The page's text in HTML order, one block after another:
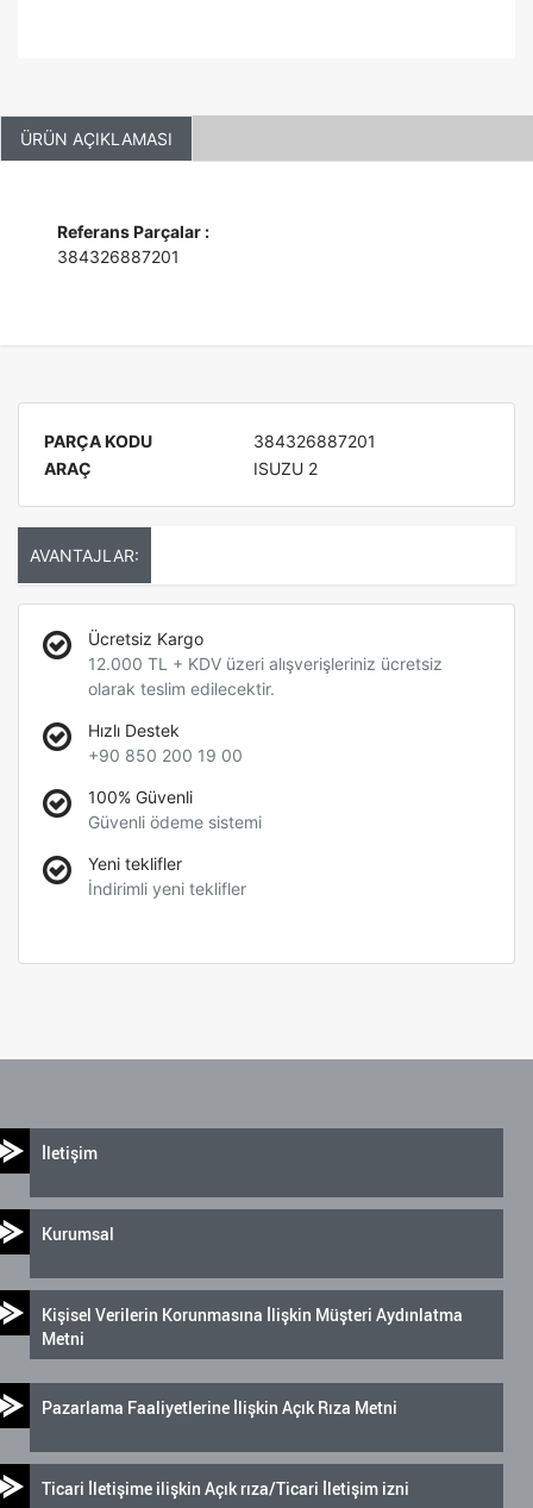
ÜRÜN AÇIKLAMASI
Referans Parçalar :
384326887201
PARÇA KODU
384326887201
ARAÇ
ISUZU 2
AVANTAJLAR:
Ücretsiz Kargo
12.000 TL + KDV üzeri alışverişleriniz ücretsiz
olarak teslim edilecektir.
Hızlı Destek
+90 850 200 19 00
100% Güvenli
Güvenli ödeme sistemi
Yeni teklifler
İndirimli yeni teklifler
İletişim
Kurumsal
Kişisel Verilerin Korunmasına İlişkin Müşteri Aydınlatma
Metni
Pazarlama Faaliyetlerine İlişkin Açık Rıza Metni
Ticari İletişime ilişkin Açık rıza/Ticari İletişim izni